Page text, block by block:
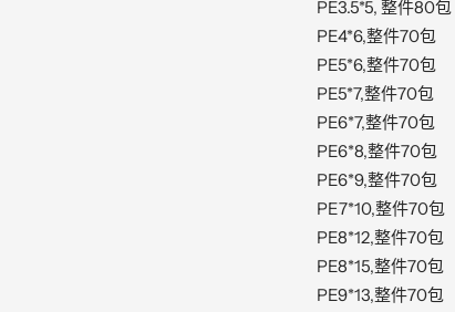
PE3.5*5, 整件80包
PE4*6,整件70包
PE5*6,整件70包
PE5*7,整件70包
PE6*7,整件70包
PE6*8,整件70包
PE6*9,整件70包
PE7*10,整件70包
PE8*12,整件70包
PE8*15,整件70包
PE9*13,整件70包